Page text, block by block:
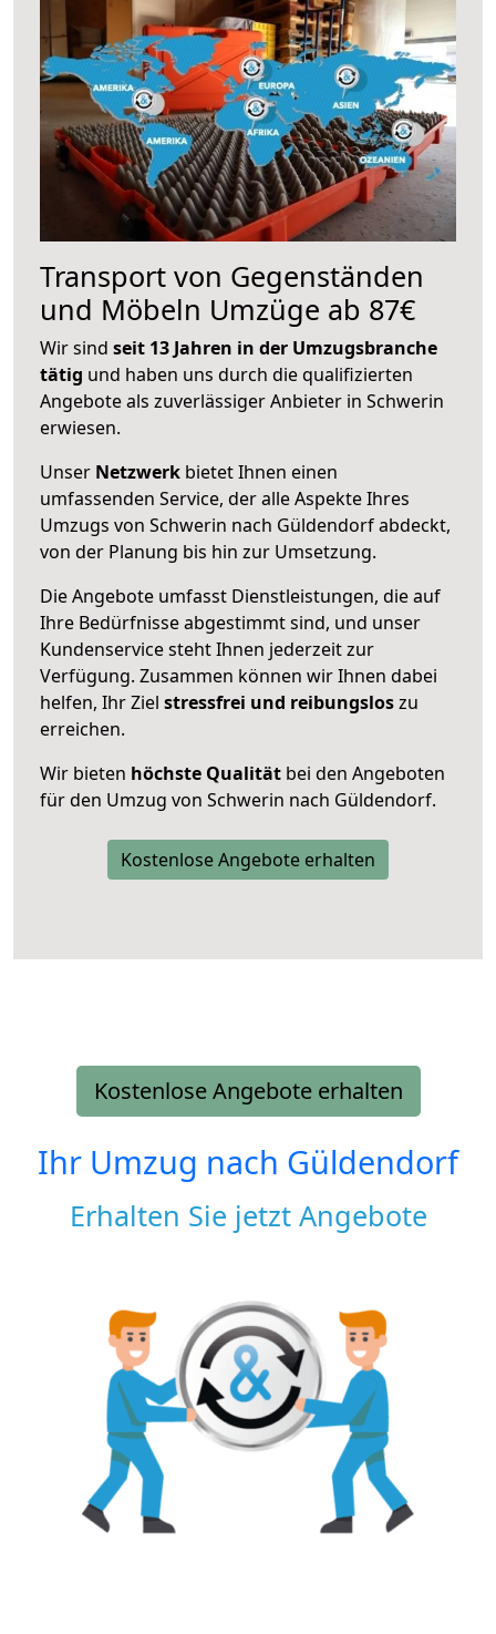
Transport von Gegenständen
und Möbeln Umzüge ab 87€
Wir sind seit 13 Jahren in der Umzugsbranche
tätig und haben uns durch die qualifizierten
Angebote als zuverlässiger Anbieter in Schwerin
erwiesen.
Unser Netzwerk bietet Ihnen einen
umfassenden Service, der alle Aspekte Ihres
Umzugs von Schwerin nach Güldendorf abdeckt,
von der Planung bis hin zur Umsetzung.
Die Angebote umfasst Dienstleistungen, die auf
Ihre Bedürfnisse abgestimmt sind, und unser
Kundenservice steht Ihnen jederzeit zur
Verfügung. Zusammen können wir Ihnen dabei
helfen, Ihr Ziel stressfrei und reibungsloszu
erreichen.
Wir bieten höchste Qualität bei den Angeboten
für den Umzug von Schwerin nach Güldendorf.
Kostenlose Angebote erhalten
Kostenlose Angebote erhalten
Ihr Umzug nach Güldendorf
Erhalten Sie jetzt Angebote